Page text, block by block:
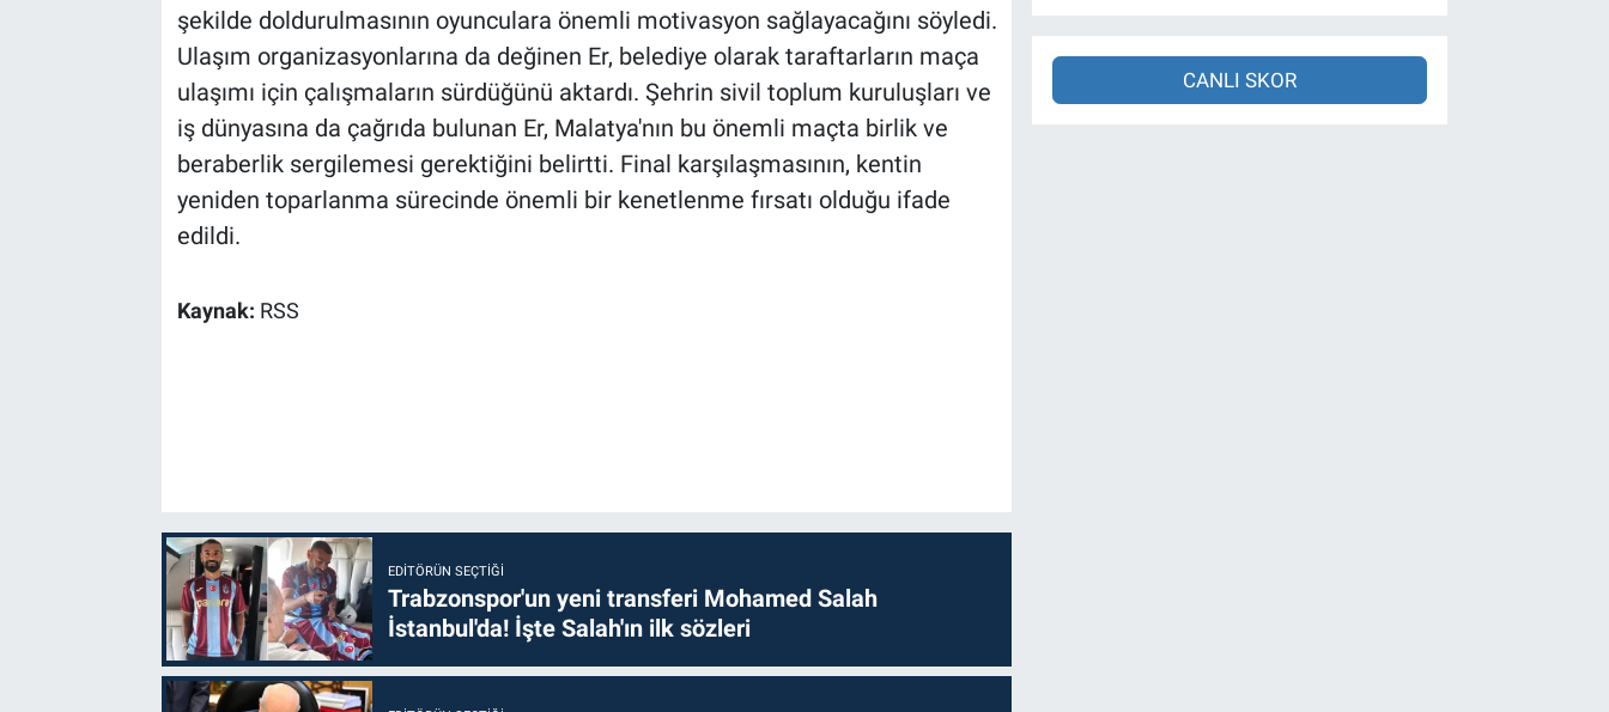
şekilde doldurulmasının oyunculara önemli motivasyon sağlayacağını söyledi.
Ulaşım organizasyonlarına da değinen Er, belediye olarak taraftarların maça
ulaşımı için çalışmaların sürdüğünü aktardı. Şehrin sivil toplum kuruluşları ve
iş dünyasına da çağrıda bulunan Er, Malatya'nın bu önemli maçta birlik ve
beraberlik sergilemesi gerektiğini belirtti. Final karşılaşmasının, kentin
yeniden toparlanma sürecinde önemli bir kenetlenme fırsatı olduğu ifade
edildi.
Kaynak: RSS
EDITÖRÜN SEÇTIĞI
Trabzonspor'un yeni transferi Mohamed Salah
İstanbul'da! İşte Salah'ın ilk sözleri
CANLI SKOR